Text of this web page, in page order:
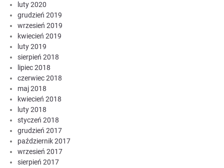
luty 2020
grudzień 2019
wrzesień 2019
kwiecień 2019
luty 2019
sierpień 2018
lipiec 2018
czerwiec 2018
maj 2018
kwiecień 2018
luty 2018
styczeń 2018
grudzień 2017
październik 2017
wrzesień 2017
sierpień 2017